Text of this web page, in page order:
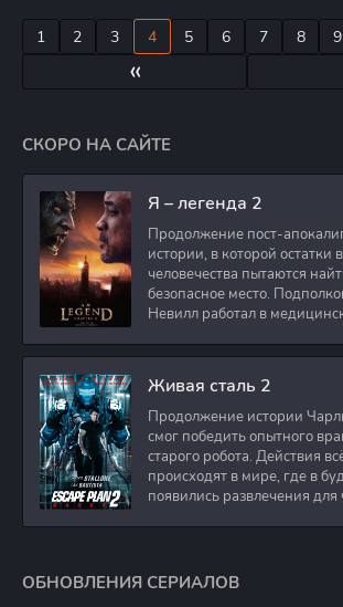
«
1 2 3 4 5 6 7 8 9
СКОРО НА САЙТЕ
Я – легенда 2
Продолжение пост-
истории, в которой
человечества пытаются
безопасное место.
Невилл работал в
Живая сталь 2
Продолжение истории
смог победить опытного
старого робота. Действия
происходят в мире, где в
появились развлечения для
ОБНОВЛЕНИЯ СЕРИАЛОВ